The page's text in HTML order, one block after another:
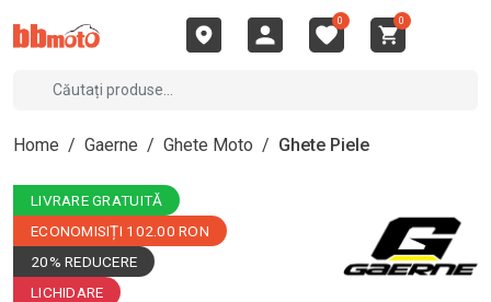
0 0
Home / Gaerne / Ghete Moto / Ghete Piele
LIVRARE GRATUITĂ
ECONOMISIȚI 102.00 RON
20% REDUCERE
LICHIDARE